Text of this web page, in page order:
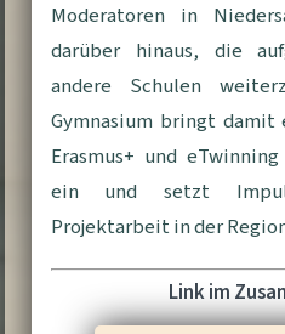
Moderatoren in
darüber hinaus, die
andere Schulen
Gymnasium bringt damit
Erasmus+ und
ein und setzt
Projektarbeit in der
Link im